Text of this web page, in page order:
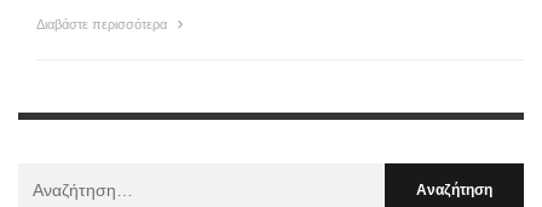
Διαβάστε περισσότερα